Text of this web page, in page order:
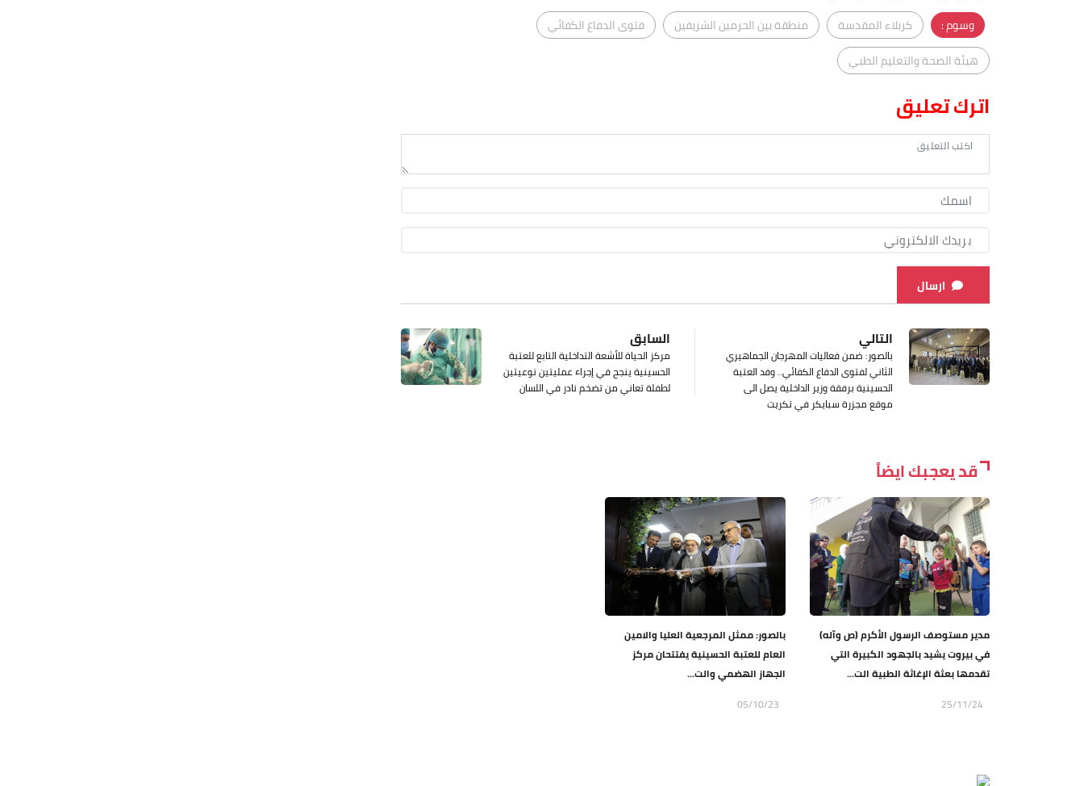
وسوم :
كربلاء المقدسة منطقة بين الحرمين الشريفين
فتوى الدفاع الكفائي
هيئة الصحة والتعليم الطبي
اترك تعليق
ارسال
السابق
مركز الحياة للأشعة التداخلية التابع للعتبة
الحسينية ينجح في إجراء عمليتين نوعيتين
لطفلة تعاني من تضخم نادر في اللسان
التالي
بالصور: ضمن فعاليات المهرجان الجماهيري
الثاني لفتوى الدفاع الكفائي.. وفد العتبة
الحسينية برفقة وزير الداخلية يصل الى
موقع مجزرة سبايكر في تكريت
قد يعجبك ايضاً
مدير مستوصف الرسول الأكرم (ص وآله)
في بيروت يشيد بالجهود الكبيرة التي
تقدمها بعثة الإغاثة الطبية الت...
25/11/24
بالصور: ممثل المرجعية العليا والامين
العام للعتبة الحسينية يفتتحان مركز
الجهاز الهضمي والت...
05/10/23